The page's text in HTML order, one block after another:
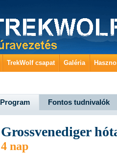
TrekWolf csapat Galéria
Program Fontos tudnivalók
Grossvenediger
4 nap